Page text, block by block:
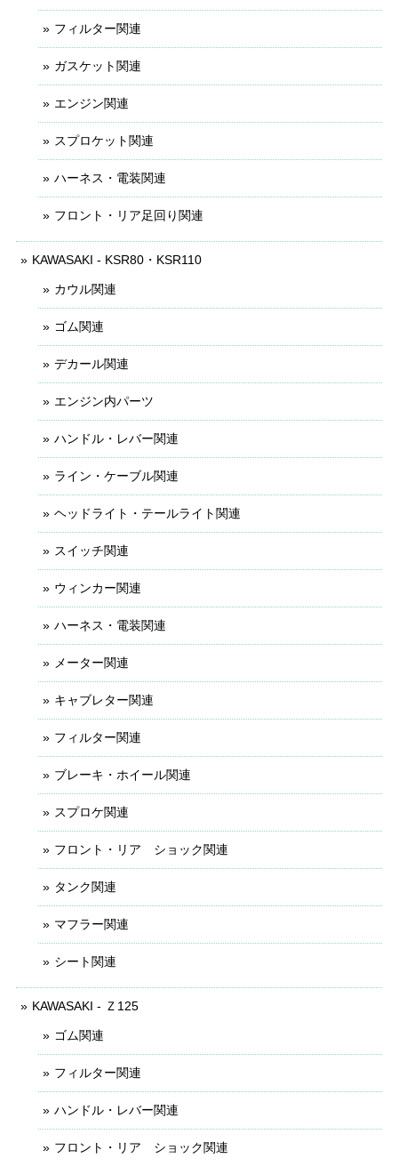
フィルター関連
ガスケット関連
エンジン関連
スプロケット関連
ハーネス・電装関連
フロント・リア足回り関連
KAWASAKI - KSR80・KSR110
カウル関連
ゴム関連
デカール関連
エンジン内パーツ
ハンドル・レバー関連
ライン・ケーブル関連
ヘッドライト・テールライト関連
スイッチ関連
ウィンカー関連
ハーネス・電装関連
メーター関連
キャブレター関連
フィルター関連
ブレーキ・ホイール関連
スプロケ関連
フロント・リア ショック関連
タンク関連
マフラー関連
シート関連
KAWASAKI - Ｚ125
ゴム関連
フィルター関連
ハンドル・レバー関連
フロント・リア ショック関連